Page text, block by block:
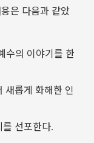
은 다음과 같았
수의 이야기를 한
새롭게 화해한 인
를 선포한다.